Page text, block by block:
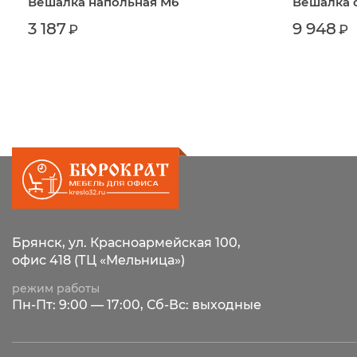
3 187₽ 9 948 ₽
Брянск, ул. Красноармейская 100,
офис 418 (ТЦ «Мельница»)
режим работы
Пн-Пт: 9:00 — 17:00, Сб-Вс: выходные